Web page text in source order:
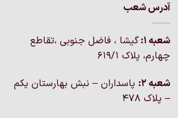
آدرس شعب
شعبه 1:
گيشا ، فاضل جنوبی ،تقاطع
چهارم، پلاک 619/1
شعبه 2:
پاسداران – نبش بهارستان یکم
– پلاک ۴۷۸